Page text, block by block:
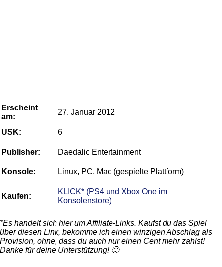
Erscheint
am:
27. Januar 2012
USK: 6
Publisher: Daedalic Entertainment
Konsole: Linux, PC, Mac (gespielte Plattform)
Kaufen:
KLICK* (PS4 und Xbox One im
Konsolenstore)
*Es handelt sich hier um Affiliate-Links. Kaufst du das Spiel
über diesen Link, bekomme ich einen winzigen Abschlag als
Provision, ohne, dass du auch nur einen Cent mehr zahlst!
Danke für deine Unterstützung! 🙂